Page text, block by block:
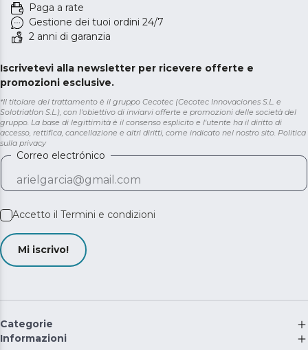
Paga a rate
Gestione dei tuoi ordini 24/7
2 anni di garanzia
Iscrivetevi alla newsletter per ricevere offerte e
promozioni esclusive.
*Il titolare del trattamento è il gruppo Cecotec (Cecotec Innovaciones S.L. e
Solotriatlon S.L.), con l'obiettivo di inviarvi offerte e promozioni delle società del
gruppo. La base di legittimità è il consenso esplicito e l'utente ha il diritto di
accesso, rettifica, cancellazione e altri diritti, come indicato nel nostro sito. Politica
sulla privacy
Correo electrónico
Accetto il Termini e condizioni
Mi iscrivo!
Categorie
Informazioni